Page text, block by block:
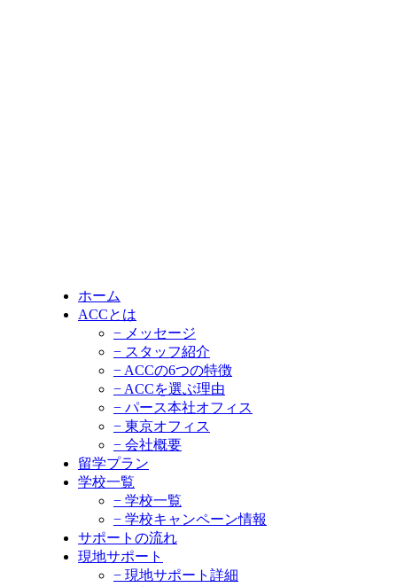
ホーム
ACCとは
− メッセージ
− スタッフ紹介
− ACCの6つの特徴
− ACCを選ぶ理由
− パース本社オフィス
− 東京オフィス
− 会社概要
留学プラン
学校一覧
− 学校一覧
− 学校キャンペーン情報
サポートの流れ
現地サポート
− 現地サポート詳細